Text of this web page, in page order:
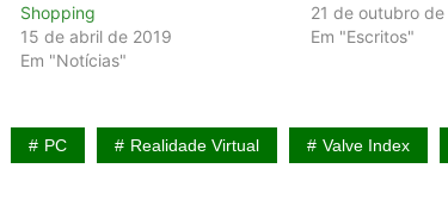
Shopping
15 de abril de 2019
Em "Notícias"
21 de outubro de
Em "Escritos"
PC Realidade Virtual Valve Index